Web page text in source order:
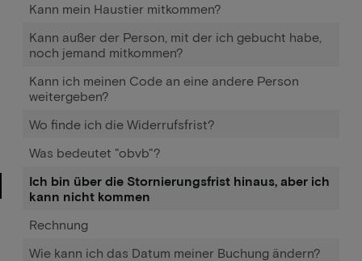
Kann mein Haustier mitkommen?
Kann außer der Person, mit der ich gebucht habe,
noch jemand mitkommen?
Kann ich meinen Code an eine andere Person
weitergeben?
Wo finde ich die Widerrufsfrist?
Was bedeutet "obvb"?
Ich bin über die Stornierungsfrist hinaus, aber ich
kann nicht kommen
Rechnung
Wie kann ich das Datum meiner Buchung ändern?